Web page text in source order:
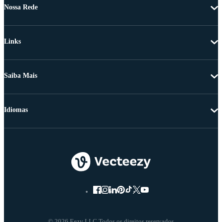
Nossa Rede
Links
Saiba Mais
Idiomas